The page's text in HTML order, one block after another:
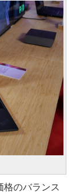
のバランス